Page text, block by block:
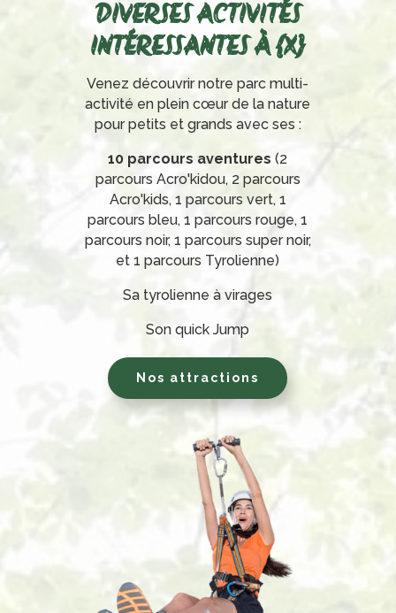
DIVERSES ACTIVITÉS
INTÉRESSANTES À {X}
Venez découvrir notre parc multi-
activité en plein cœur de la nature
pour petits et grands avec ses :
10 parcours aventures(2
parcours Acro'kidou, 2 parcours
Acro'kids, 1 parcours vert, 1
parcours bleu, 1 parcours rouge, 1
parcours noir, 1 parcours super noir,
et 1 parcours Tyrolienne)
Sa tyrolienne à virages
Son quick Jump
Nos attractions